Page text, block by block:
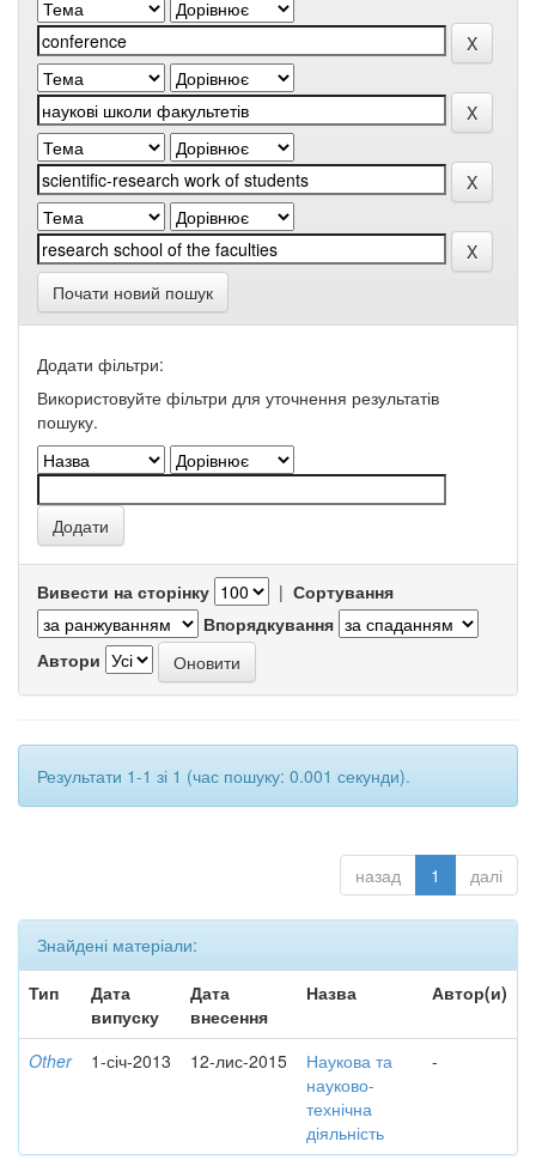
Почати новий пошук
Додати фільтри:
Використовуйте фільтри для уточнення результатів
пошуку.
Вивести на сторінку | Сортування
Впорядкування
Автори
Результати 1-1 зі 1 (час пошуку: 0.001 секунди).
назад 1 далі
Знайдені матеріали:
Тип
Дата
випуску
Дата
внесення
Назва Автор(и)
Other 1-січ-2013 12-лис-2015
Наукова та
науково-
технічна
діяльність
-